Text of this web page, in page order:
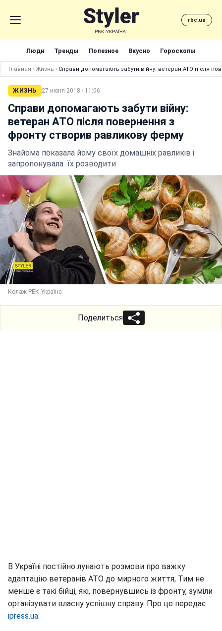
rbc.ua
Люди Тренды Полезное Вкусно Гороскопы
Главная › Жизнь › Справи допомагають забути війну: ветеран АТО після
ЖИЗНЬ 27 июня 2018 · 11:06
Справи допомагають забути війну:
ветеран АТО після повернення з
фронту створив равликову ферму
Знайома показала йому своїх домашніх равликів і
запропонувала їх розводити
Колаж РБК-Україна
Поделиться
В Україні постійно лунають розмови про важку
адаптацію ветеранів АТО до мирного життя, Тим не
менше є такі бійці, які, повернувшись із фронту, зуміли
організувати власну успішну справу. Про це передає
ipress.ua.